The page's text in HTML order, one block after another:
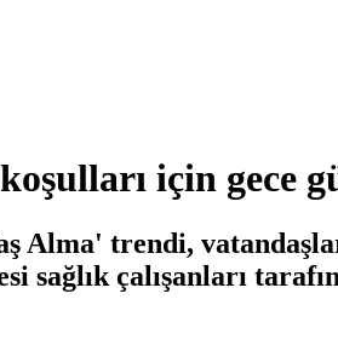
için gece
Alma' trendi,
sağlık çalışanları